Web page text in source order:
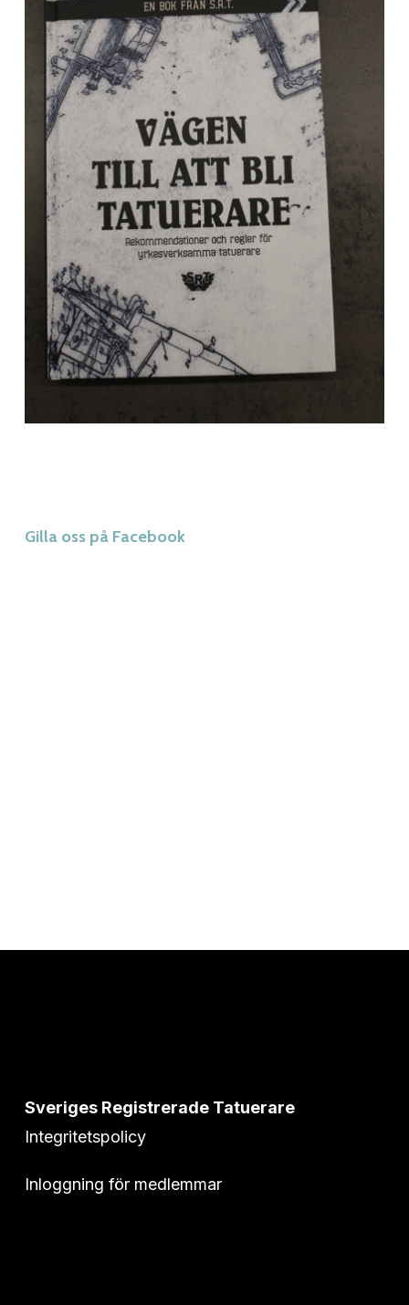
Gilla oss på Facebook
Sveriges Registrerade Tatuerare
Integritetspolicy
Inloggning för medlemmar